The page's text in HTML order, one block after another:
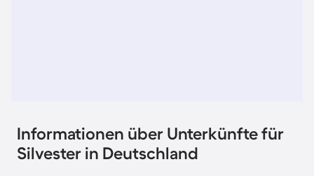
Informationen über Unterkünfte für
Silvester in Deutschland